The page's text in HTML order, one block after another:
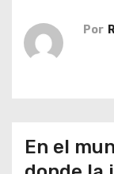
Por
En el